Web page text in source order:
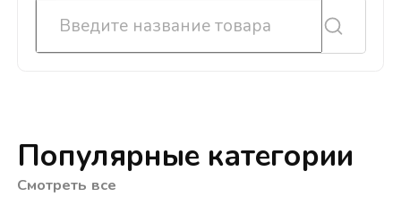
Популярные категории
Смотреть все